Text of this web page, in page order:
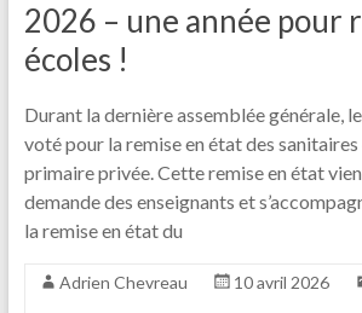
2026 – une année pour
écoles !
Durant la dernière assemblée générale,
voté pour la remise en état des sanitaires
primaire privée. Cette remise en état
demande des enseignants et
la remise en état du
Adrien Chevreau 10 avril 2026